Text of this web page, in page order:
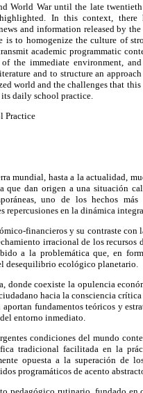
World War until the late
In this context, there
and information released by
is to homogenize the culture of
academic programmatic
the immediate environment,
and to structure an
world and the challenges that this
daily school practice.
Practice
mundial, hasta a la actualidad,
que dan origen a una situación
uno de los hechos
en la dinámica
finan­cieros y su contraste con
irracional de los recursos
a la problemática que, en
desequilibrio ecológico planetario.
donde coexiste la opulencia
hacia la consciencia
fundamentos teóricos y
entorno inmediato.
condiciones del mundo
tradicional facilitada en la
opuesta a la superación de
programáticos de acento